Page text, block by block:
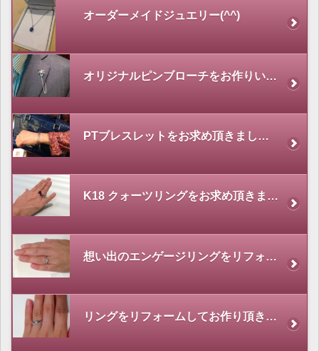
オーダーメイドジュエリー(^^)
オリジナルピンブローチをお作りいただきました。
PTブレスレットをお求め頂きました。
K18 クォーツリングをお求め頂きました。
想い出のエンゲージリングをリフォーム
リングをリフォームしてお作り頂きました。